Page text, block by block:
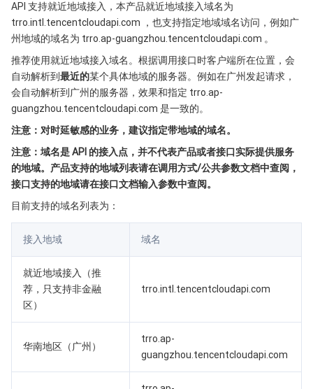
弹性伸缩
自动化助手
安全加速 SCDN
多网聚合加速（腾讯云聚通）
服务网格
容器镜像服务
云原生分布式云中心
本地专用集群
边缘可用区
专属可用区
微服务
弹性微服务
API 网关
注册配置治理
Serverless
云函数
基础存储服务
对象存储
文件存储
数据加速器 GooseFS
存储数据服务
日志服务
关系型数据库
云数据库 PostgreSQL
云数据库 SQL Server
TDSQL MySQL 版
TDSQL Boundless
腾讯云分布式缓存数据库（兼容 Redis）
云数据库 MongoDB
云数据库 Tendis
数据库 SaaS 服务
数据传输服务
数据库智能管家 DBbrain
网络
负载均衡
数据安全治理中心
业务安全
3. 请求方法
4. 字符编码
API 支持就近地域接入，本产品就近地域接入域名为
trro.intl.tencentcloudapi.com ，也支持指定地域域名访问，例如广
州地域的域名为 trro.ap-guangzhou.tencentcloudapi.com 。
推荐使用就近地域接入域名。根据调用接口时客户端所在位置，会
自动解析到最近的某个具体地域的服务器。例如在广州发起请求，
会自动解析到广州的服务器，效果和指定 trro.ap-
guangzhou.tencentcloudapi.com 是一致的。
注意：对时延敏感的业务，建议指定带地域的域名。
注意：域名是 API 的接入点，并不代表产品或者接口实际提供服务
的地域。产品支持的地域列表请在调用方式/公共参数文档中查阅，
接口支持的地域请在接口文档输入参数中查阅。
目前支持的域名列表为：
接入地域 域名
就近地域接入（推
荐，只支持非金融
区）
trro.intl.tencentcloudapi.com
华南地区（广州）
trro.ap-
guangzhou.tencentcloudapi.com